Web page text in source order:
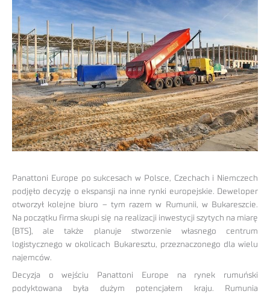
Panattoni Europe po sukcesach w Polsce, Czechach i Niemczech
podjęło decyzję o ekspansji na inne rynki europejskie. Deweloper
otworzył kolejne biuro – tym razem w Rumunii, w Bukareszcie.
Na początku firma skupi się na realizacji inwestycji szytych na miarę
(BTS), ale także planuje stworzenie własnego centrum
logistycznego w okolicach Bukaresztu, przeznaczonego dla wielu
najemców.
Decyzja o wejściu Panattoni Europe na rynek rumuński
podyktowana była dużym potencjałem kraju. Rumunia